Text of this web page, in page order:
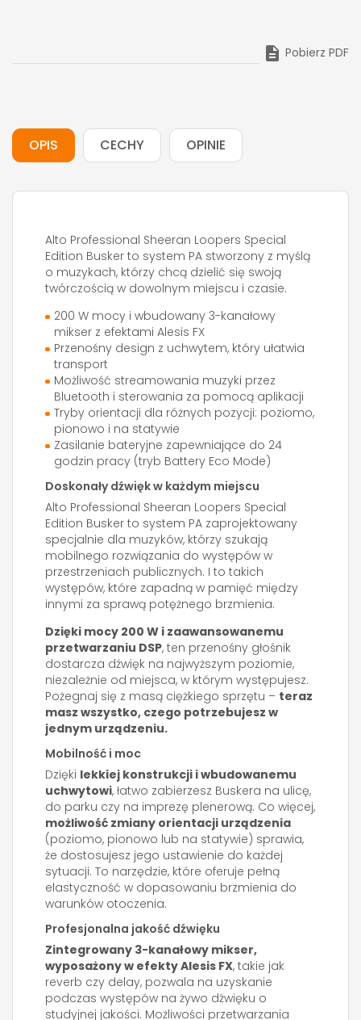
 Pobierz PDF
OPIS CECHY OPINIE
Alto Professional Sheeran Loopers Special
Edition Busker to system PA stworzony z myślą
o muzykach, którzy chcą dzielić się swoją
twórczością w dowolnym miejscu i czasie.
200 W mocy i wbudowany 3-kanałowy
mikser z efektami Alesis FX
Przenośny design z uchwytem, który ułatwia
transport
Możliwość streamowania muzyki przez
Bluetooth i sterowania za pomocą aplikacji
Tryby orientacji dla różnych pozycji: poziomo,
pionowo i na statywie
Zasilanie bateryjne zapewniające do 24
godzin pracy (tryb Battery Eco Mode)
Doskonały dźwięk w każdym miejscu
Alto Professional Sheeran Loopers Special
Edition Busker to system PA zaprojektowany
specjalnie dla muzyków, którzy szukają
mobilnego rozwiązania do występów w
przestrzeniach publicznych. I to takich
występów, które zapadną w pamięć między
innymi za sprawą potężnego brzmienia.
Dzięki mocy 200 W i zaawansowanemu
przetwarzaniu DSP, ten przenośny głośnik
dostarcza dźwięk na najwyższym poziomie,
niezależnie od miejsca, w którym występujesz.
Pożegnaj się z masą ciężkiego sprzętu – teraz
masz wszystko, czego potrzebujesz w
jednym urządzeniu.
Mobilność i moc
Dzięki lekkiej konstrukcji i wbudowanemu
uchwytowi, łatwo zabierzesz Buskera na ulicę,
do parku czy na imprezę plenerową. Co więcej,
możliwość zmiany orientacji urządzenia
(poziomo, pionowo lub na statywie) sprawia,
że dostosujesz jego ustawienie do każdej
sytuacji. To narzędzie, które oferuje pełną
elastyczność w dopasowaniu brzmienia do
warunków otoczenia.
Profesjonalna jakość dźwięku
Zintegrowany 3-kanałowy mikser,
wyposażony w efekty Alesis FX, takie jak
reverb czy delay, pozwala na uzyskanie
podczas występów na żywo dźwięku o
studyjnej jakości. Możliwości przetwarzania